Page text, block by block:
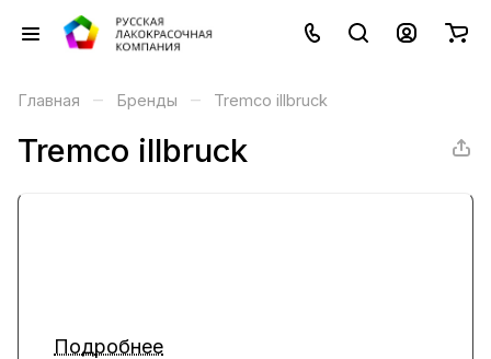
Главная – Бренды – Tremco illbruck
Tremco illbruck
Подробнее